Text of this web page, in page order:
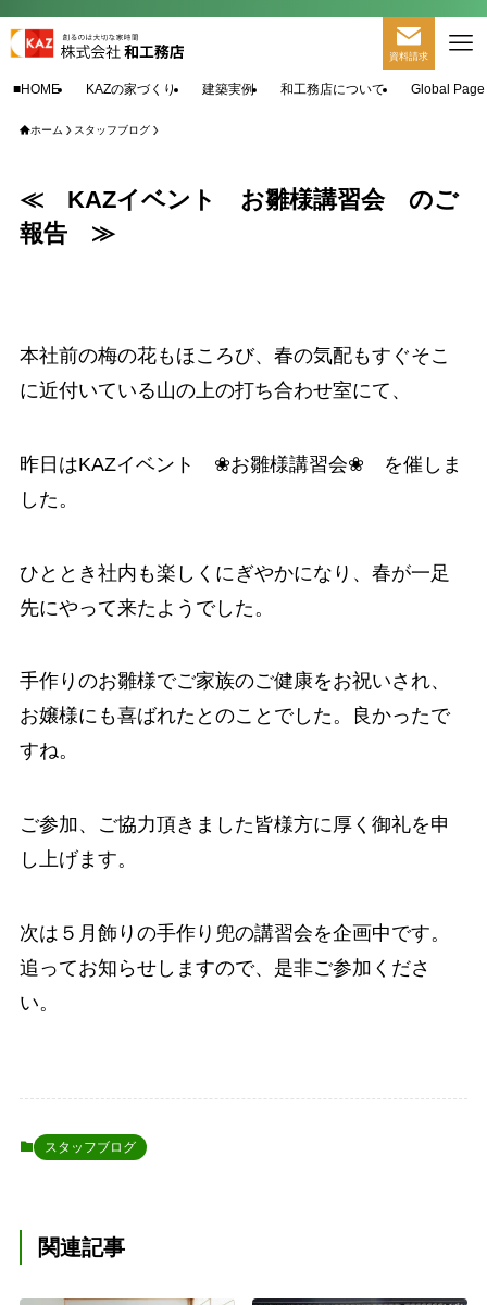
資料請求
■HOME KAZの家づくり 建築実例 和工務店について Global
ホーム スタッフブログ
≪ KAZイベント お雛様講習会 のご
報告 ≫
本社前の梅の花もほころび、春の気配もすぐそこ
に近付いている山の上の打ち合わせ室にて、
昨日はKAZイベント ❀お雛様講習会❀ を催しま
した。
ひととき社内も楽しくにぎやかになり、春が一足
先にやって来たようでした。
手作りのお雛様でご家族のご健康をお祝いされ、
お嬢様にも喜ばれたとのことでした。良かったで
すね。
ご参加、ご協力頂きました皆様方に厚く御礼を申
し上げます。
次は５月飾りの手作り兜の講習会を企画中です。
追ってお知らせしますので、是非ご参加くださ
い。
スタッフブログ
関連記事